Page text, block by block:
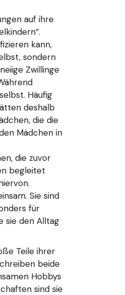
auf ihre
kann,
sondern
Zwillinge
Häufig
deshalb
die die
Mädchen in
die zuvor
begleitet
Sie sind
für
sie den Alltag
Teile ihrer
beide
Hobbys
sind sie